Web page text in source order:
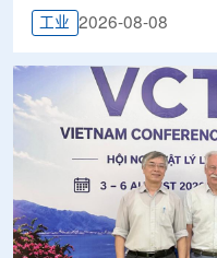
工业 2026-08-08